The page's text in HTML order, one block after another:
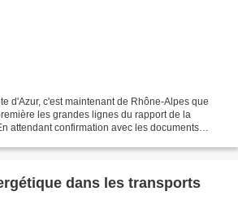
d'Azur, c'est maintenant de Rhône-Alpes que
les grandes lignes du rapport de la
attendant confirmation avec les documents
dans les transports